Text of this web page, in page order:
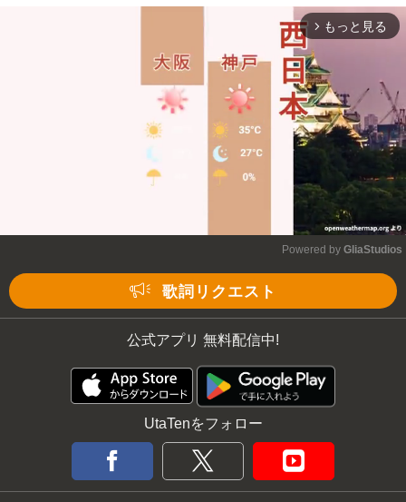
arrow_forward_ios もっと見る
Powered by GliaStudios
歌詞リクエスト
公式アプリ 無料配信中!
UtaTenをフォロー